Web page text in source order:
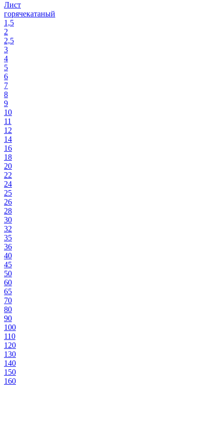
Лист
горячекатаный
1,5
2
2,5
3
4
5
6
7
8
9
10
11
12
14
16
18
20
22
24
25
26
28
30
32
35
36
40
45
50
60
65
70
80
90
100
110
120
130
140
150
160